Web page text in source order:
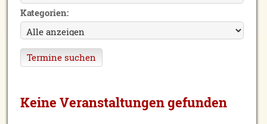
Kategorien:
Keine Veranstaltungen gefunden